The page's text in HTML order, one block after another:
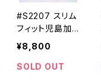
#S2207 スリム
フィット児島加
工デニムアンク
ルパンツ STU
D'S[スタッズ]
¥8,800
SOLD OUT